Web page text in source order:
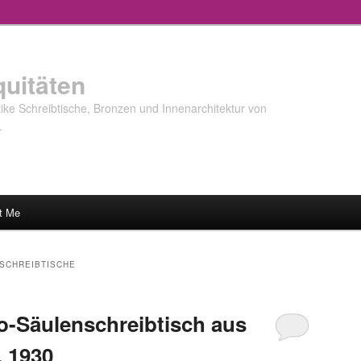
Schreibtische, Bronzen und Innenarchitektur von
Me
Säulenschreibtisch aus